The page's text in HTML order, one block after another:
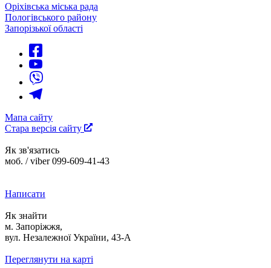
Оріхівська міська рада
Пологівського району
Запорізької області
Мапа сайту
Стара версія сайту
Як зв'язатись
моб. / viber 099-609-41-43
Написати
Як знайти
м. Запоріжжя,
вул. Незалежної України, 43-А
Переглянути на карті